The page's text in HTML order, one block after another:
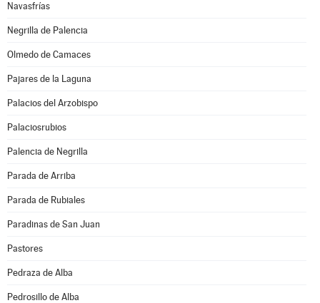
Navasfrías
Negrilla de Palencia
Olmedo de Camaces
Pajares de la Laguna
Palacios del Arzobispo
Palaciosrubios
Palencia de Negrilla
Parada de Arriba
Parada de Rubiales
Paradinas de San Juan
Pastores
Pedraza de Alba
Pedrosillo de Alba